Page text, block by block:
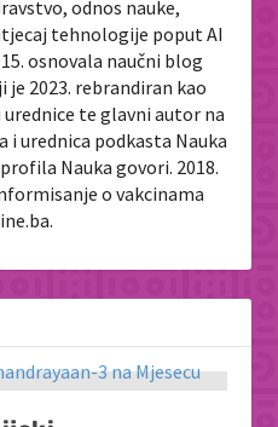
odnos nauke,
tehnologije poput AI
osnovala naučni blog
je 2023. rebrandiran kao
urednice te glavni autor na
urednica podkasta Nauka
Nauka govori. 2018.
o vakcinama